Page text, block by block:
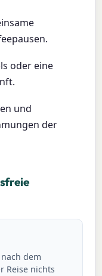
oder eine
und
der
dem
Reise nichts